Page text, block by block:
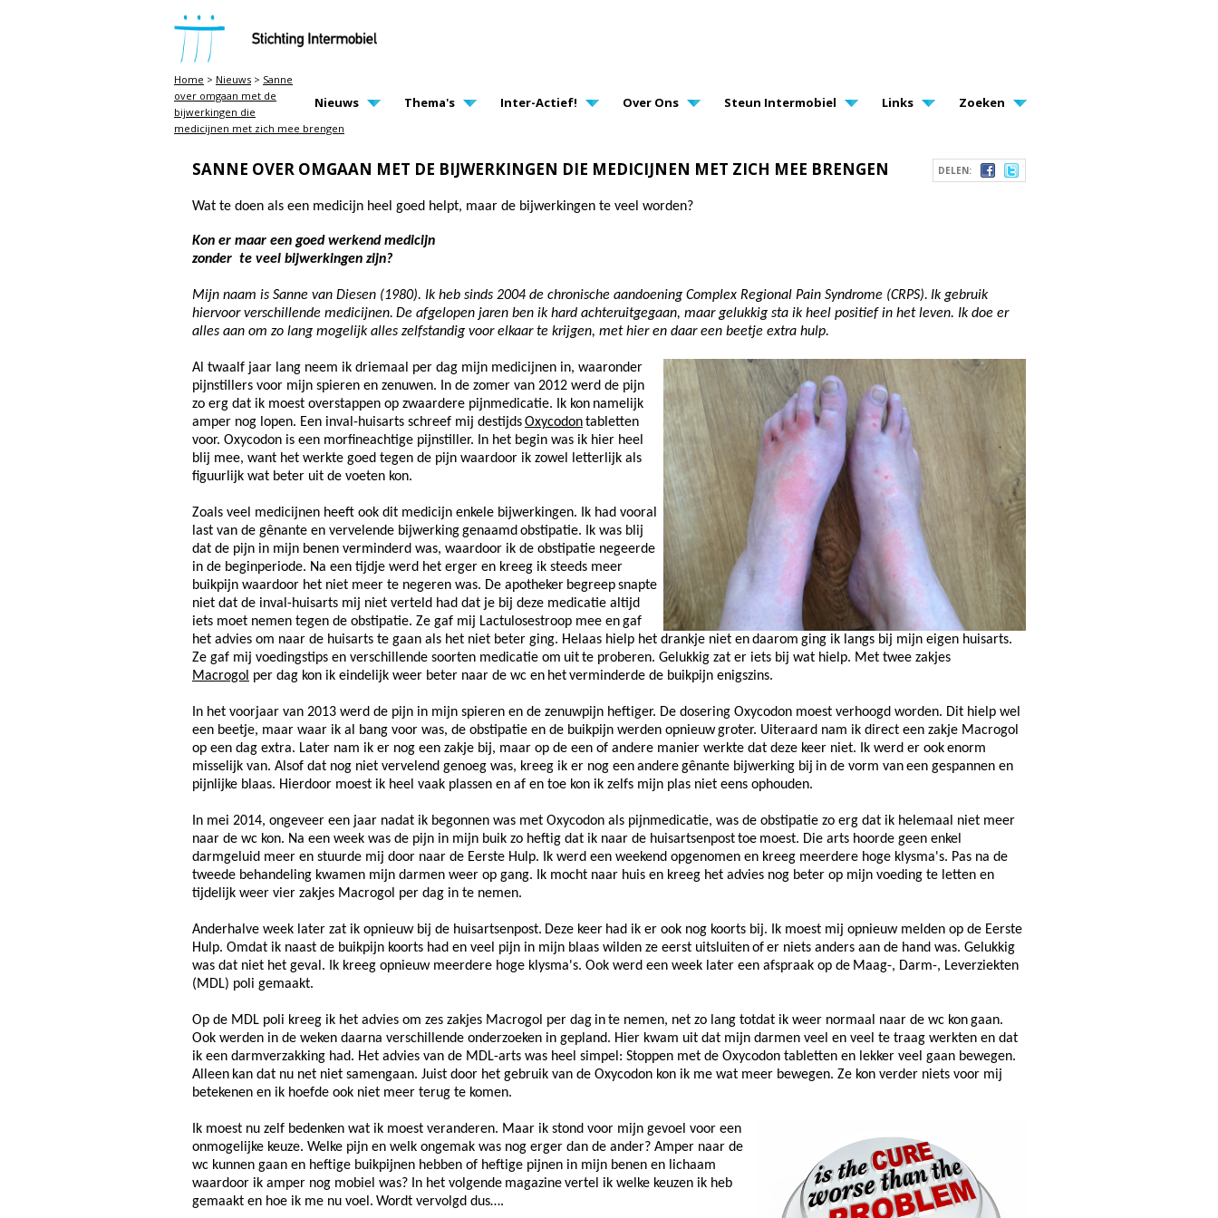
STICHTING INTERMOBIEL
MAIN PAGE NAVIGATION
Nieuws Thema's Inter-Actief! Over Ons Steun Intermobiel Links Zoeken
Home > Nieuws > Sanne
over omgaan met de
bijwerkingen die
medicijnen met zich mee brengen
DELEN:
SANNE OVER OMGAAN MET DE BIJWERKINGEN DIE MEDICIJNEN MET ZICH MEE BRENGEN
Wat te doen als een medicijn heel goed helpt, maar de bijwerkingen te veel worden?
Kon er maar een goed werkend medicijn
zonder te veel bijwerkingen zijn?
Mijn naam is Sanne van Diesen (1980). Ik heb sinds 2004 de chronische aandoening Complex Regional Pain Syndrome (CRPS). Ik gebruik
hiervoor verschillende medicijnen. De afgelopen jaren ben ik hard achteruitgegaan, maar gelukkig sta ik heel positief in het leven. Ik doe er
alles aan om zo lang mogelijk alles zelfstandig voor elkaar te krijgen, met hier en daar een beetje extra hulp.
Al twaalf jaar lang neem ik driemaal per dag mijn medicijnen in, waaronder
pijnstillers voor mijn spieren en zenuwen. In de zomer van 2012 werd de pijn
zo erg dat ik moest overstappen op zwaardere pijnmedicatie. Ik kon namelijk
amper nog lopen. Een inval-huisarts schreef mij destijdsOxycodontabletten
voor. Oxycodon is een morfineachtige pijnstiller. In het begin was ik hier heel
blij mee, want het werkte goed tegen de pijn waardoor ik zowel letterlijk als
figuurlijk wat beter uit de voeten kon.
Zoals veel medicijnen heeft ook dit medicijn enkele bijwerkingen. Ik had vooral
last van de gênante en vervelende bijwerkinggenaamd obstipatie. Ik was blij
dat de pijn in mijn benen verminderd was, waardoor ik de obstipatie negeerde
in de beginperiode. Na een tijdje werd het erger en kreeg ik steeds meer
buikpijn waardoor het niet meer te negeren was. De apotheker begreepsnapte
niet dat de inval-huisarts mij niet verteld had dat je bij deze medicatie altijd
iets moet nemen tegen de obstipatie. Ze gaf mij Lactulosestroop mee engaf
het advies om naar de huisarts te gaan als het niet beter ging. Helaas hielp het drankje niet endaarom ging ik langs bij mijn eigen huisarts.
Ze gaf mij voedingstips en verschillende soorten medicatie om uitte proberen. Gelukkig zat er iets bij wat hielp. Met twee zakjes
Macrogol per dag kon ik eindelijk weer beter naar de wc en hetverminderde de buikpijn enigszins.
In het voorjaar van 2013 werd de pijn in mijn spieren en de zenuwpijn heftiger. De dosering Oxycodon moest verhoogd worden. Dit hielp wel
een beetje, maar waar ik al bang voor was, de obstipatie en de buikpijn werden opnieuwgroter. Uiteraard nam ik direct een zakje Macrogol
op een dag extra. Later nam ik er nog een zakje bij, maar op de een of andere manier werkte dat deze keer niet. Ik werd er ookenorm
misselijk van. Alsof dat nog niet vervelend genoeg was, kreeg ik er nog eenanderegênante bijwerking bij in de vorm vaneen gespannen en
pijnlijke blaas. Hierdoor moest ik heel vaak plassen en af en toe kon ik zelfs mijn plas niet eens ophouden.
In mei 2014, ongeveer een jaar nadat ik begonnen was met Oxycodon als pijnmedicatie, was de obstipatie zo erg dat ik helemaal niet meer
naar de wc kon. Na een week was de pijn in mijn buik zo heftig dat ik naar de huisartsenposttoe moest. Die arts hoorde geen enkel
darmgeluid meer en stuurde mij door naar de Eerste Hulp. Ik werd een weekend opgenomen en kreeg meerdere hoge klysma's. Pas na de
tweede behandeling kwamen mijn darmen weer op gang. Ik mocht naar huis en kreeg het advies nog beter op mijn voeding te letten en
tijdelijk weer vier zakjes Macrogol per dag in te nemen.
Anderhalve week later zat ik opnieuw bij de huisartsenpost. Deze keer had ik er ook nog koorts bij. Ik moest mij opnieuw melden op de Eerste
Hulp. Omdat ik naast de buikpijn koorts had en veel pijn in mijn blaas wilden ze eerst uitsluitenofer niets anders aan de hand was. Gelukkig
was dat niet het geval. Ik kreeg opnieuw meerdere hoge klysma's. Ook werd een week later een afspraak op de Maag-, Darm-, Leverziekten
(MDL) poli gemaakt.
Op de MDL poli kreeg ik het advies om zes zakjes Macrogol per dag inte nemen, net zo lang totdat ik weer normaal naar de wc kongaan.
Ook werden in de weken daarna verschillende onderzoeken in gepland. Hier kwam uit dat mijn darmen veel en veel te traag werkten en dat
ik een darmverzakking had. Het advies van de MDL-arts was heel simpel: Stoppen met de Oxycodon tabletten en lekker veel gaan bewegen.
Alleen kan dat nu net niet samengaan. Juist door het gebruik van de Oxycodon kon ik me wat meer bewegen. Ze kon verder niets voor mij
betekenen en ik hoefde ook niet meer terug te komen.
Ik moest nu zelf bedenken wat ik moest veranderen. Maar ik stond voor mijn gevoel voor een
onmogelijke keuze. Welke pijn en welk ongemak was nog erger dan de ander? Amper naar de
wc kunnen gaan en heftige buikpijnen hebben of heftige pijnen in mijn benen en lichaam
waardoor ik amper nog mobiel was? In het volgende magazinevertel ik welke keuzen ik heb
gemaakt en hoe ik me nu voel. Wordt vervolgd dus….